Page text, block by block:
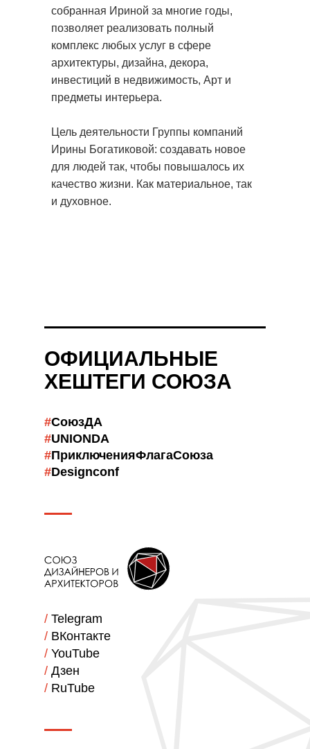
собранная Ириной за многие годы,
позволяет реализовать полный
комплекс любых услуг в сфере
архитектуры, дизайна, декора,
инвестиций в недвижимость, Арт и
предметы интерьера.
Цель деятельности Группы компаний
Ирины Богатиковой: создавать новое
для людей так, чтобы повышалось их
качество жизни. Как материальное, так
и духовное.
/ YouTube
/ Telegram
/ ВКонтакте
#СоюзДА
#UNIONDA
#ПриключенияФлагаСоюза
#Designconf
ОФИЦИАЛЬНЫЕ
ХЕШТЕГИ СОЮЗА
/ Дзен
/ RuTube